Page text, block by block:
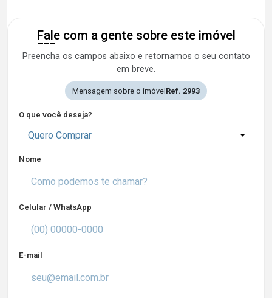
Fale com a gente sobre este imóvel
Preencha os campos abaixo e retornamos o seu contato
em breve.
Mensagem sobre o imóvel Ref. 2993
O que você deseja?
Quero Comprar
Nome
Celular / WhatsApp
E-mail